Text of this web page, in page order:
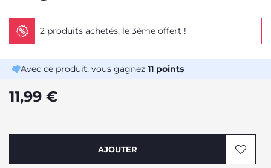
2 produits achetés, le 3ème offert !
Avec ce produit, vous gagnez 11 points
11,99 €
AJOUTER